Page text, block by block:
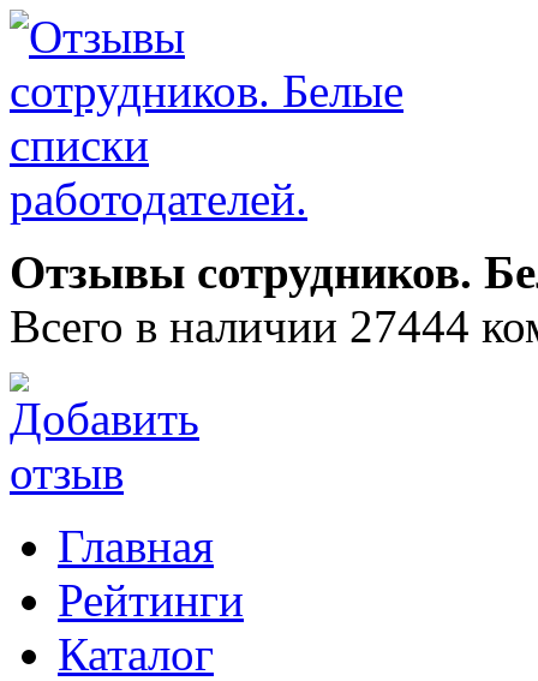
Отзывы сотрудников.
Всего в наличии 27444
Главная
Рейтинги
Каталог